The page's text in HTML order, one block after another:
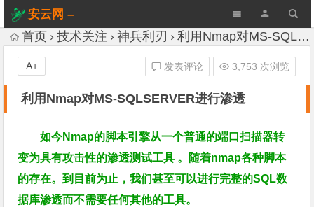
安云网 –
AnYun.ORG
首页 技术关注 神兵利刃 利用Nmap对MS-SQLSERVER进行渗透
利用Nmap对MS-SQLSERVER进行渗透
发表评论 3,753 次浏览
A+
如今Nmap的脚本引擎从一个普通的端口扫描器转
变为具有攻击性的渗透测试工具 。随着nmap各种脚本
的存在。到目前为止，我们甚至可以进行完整的SQL数
据库渗透而不需要任何其他的工具。